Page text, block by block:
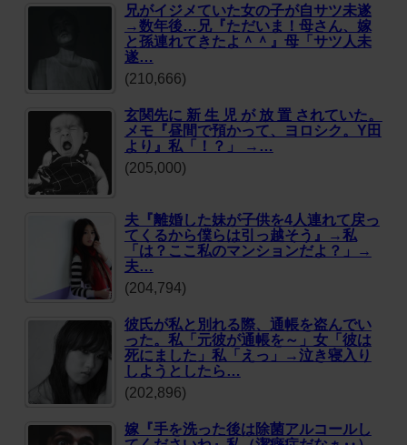
兄がイジメていた女の子が自サツ未遂
→数年後…兄『ただいま！母さん、嫁
と孫連れてきたよ＾＾』母「サツ人未
遂…
(210,666)
玄関先に 新 生 児 が 放 置 されていた。
メモ『昼間で預かって、ヨロシク。Y田
より』私「！？」 →…
(205,000)
夫『離婚した妹が子供を4人連れて戻っ
てくるから僕らは引っ越そう』→私
「は？ここ私のマンションだよ？」→
夫…
(204,794)
彼氏が私と別れる際、通帳を盗んでい
った。私「元彼が通帳を～」女「彼は
死にました」私「えっ」→泣き寝入り
しようとしたら…
(202,896)
嫁『手を洗った後は除菌アルコールし